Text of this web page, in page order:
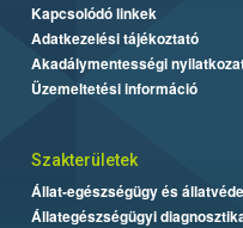
Kapcsolódó linkek
Adatkezelési tájékoztató
Akadálymentességi
Üzemeltetési információ
Szakterületek
Állat-egészségügy és
Állategészségügyi